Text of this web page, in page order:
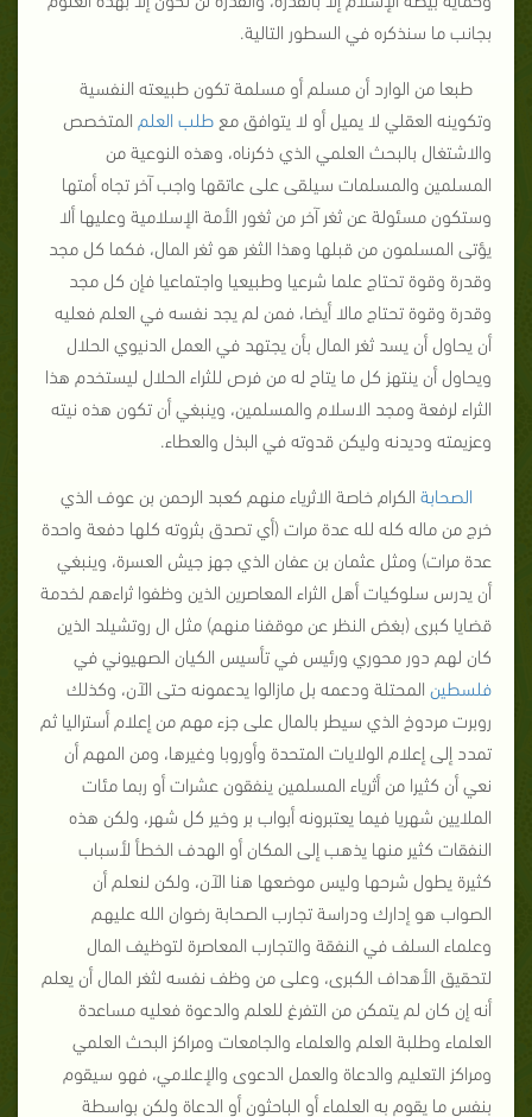
بجانب ما سنذكره في السطور التالية.
طبعا من الوارد أن مسلم أو مسلمة تكون طبيعته النفسية
وتكوينه العقلي لا يميل أو لا يتوافق مع طلب العلم المتخصص
والاشتغال بالبحث العلمي الذي ذكرناه، وهذه النوعية من
المسلمين والمسلمات سيلقى على عاتقها واجب آخر تجاه أمتها
وستكون مسئولة عن ثغر آخر من ثغور الأمة الإسلامية وعليها ألا
يؤتى المسلمون من قبلها وهذا الثغر هو ثغر المال، فكما كل مجد
وقدرة وقوة تحتاج علما شرعيا وطبيعيا واجتماعيا فإن كل مجد
وقدرة وقوة تحتاج مالا أيضا، فمن لم يجد نفسه في العلم فعليه
أن يحاول أن يسد ثغر المال بأن يجتهد في العمل الدنيوي الحلال
ويحاول أن ينتهز كل ما يتاح له من فرص للثراء الحلال ليستخدم هذا
الثراء لرفعة ومجد الاسلام والمسلمين، وينبغي أن تكون هذه نيته
وعزيمته وديدنه وليكن قدوته في البذل والعطاء.
الصحابة الكرام خاصة الاثرياء منهم كعبد الرحمن بن عوف الذي
خرج من ماله كله لله عدة مرات (أي تصدق بثروته كلها دفعة واحدة
عدة مرات) ومثل عثمان بن عفان الذي جهز جيش العسرة، وينبغي
أن يدرس سلوكيات أهل الثراء المعاصرين الذين وظفوا ثراءهم لخدمة
قضايا كبرى (بغض النظر عن موقفنا منهم) مثل ال روتشيلد الذين
كان لهم دور محوري ورئيس في تأسيس الكيان الصهيوني في
فلسطين المحتلة ودعمه بل مازالوا يدعمونه حتى الآن، وكذلك
روبرت مردوخ الذي سيطر بالمال على جزء مهم من إعلام أستراليا ثم
تمدد إلى إعلام الولايات المتحدة وأوروبا وغيرها، ومن المهم أن
نعي أن كثيرا من أثرياء المسلمين ينفقون عشرات أو ربما مئات
الملايين شهريا فيما يعتبرونه أبواب بر وخير كل شهر، ولكن هذه
النفقات كثير منها يذهب إلى المكان أو الهدف الخطأ لأسباب
كثيرة يطول شرحها وليس موضعها هنا الآن، ولكن لنعلم أن
الصواب هو إدارك ودراسة تجارب الصحابة رضوان الله عليهم
وعلماء السلف في النفقة والتجارب المعاصرة لتوظيف المال
لتحقيق الأهداف الكبرى، وعلى من وظف نفسه لثغر المال أن يعلم
أنه إن كان لم يتمكن من التفرغ للعلم والدعوة فعليه مساعدة
العلماء وطلبة العلم والعلماء والجامعات ومراكز البحث العلمي
ومراكز التعليم والدعاة والعمل الدعوى والإعلامي، فهو سيقوم
بنفس ما يقوم به العلماء أو الباحثون أو الدعاة ولكن بواسطة